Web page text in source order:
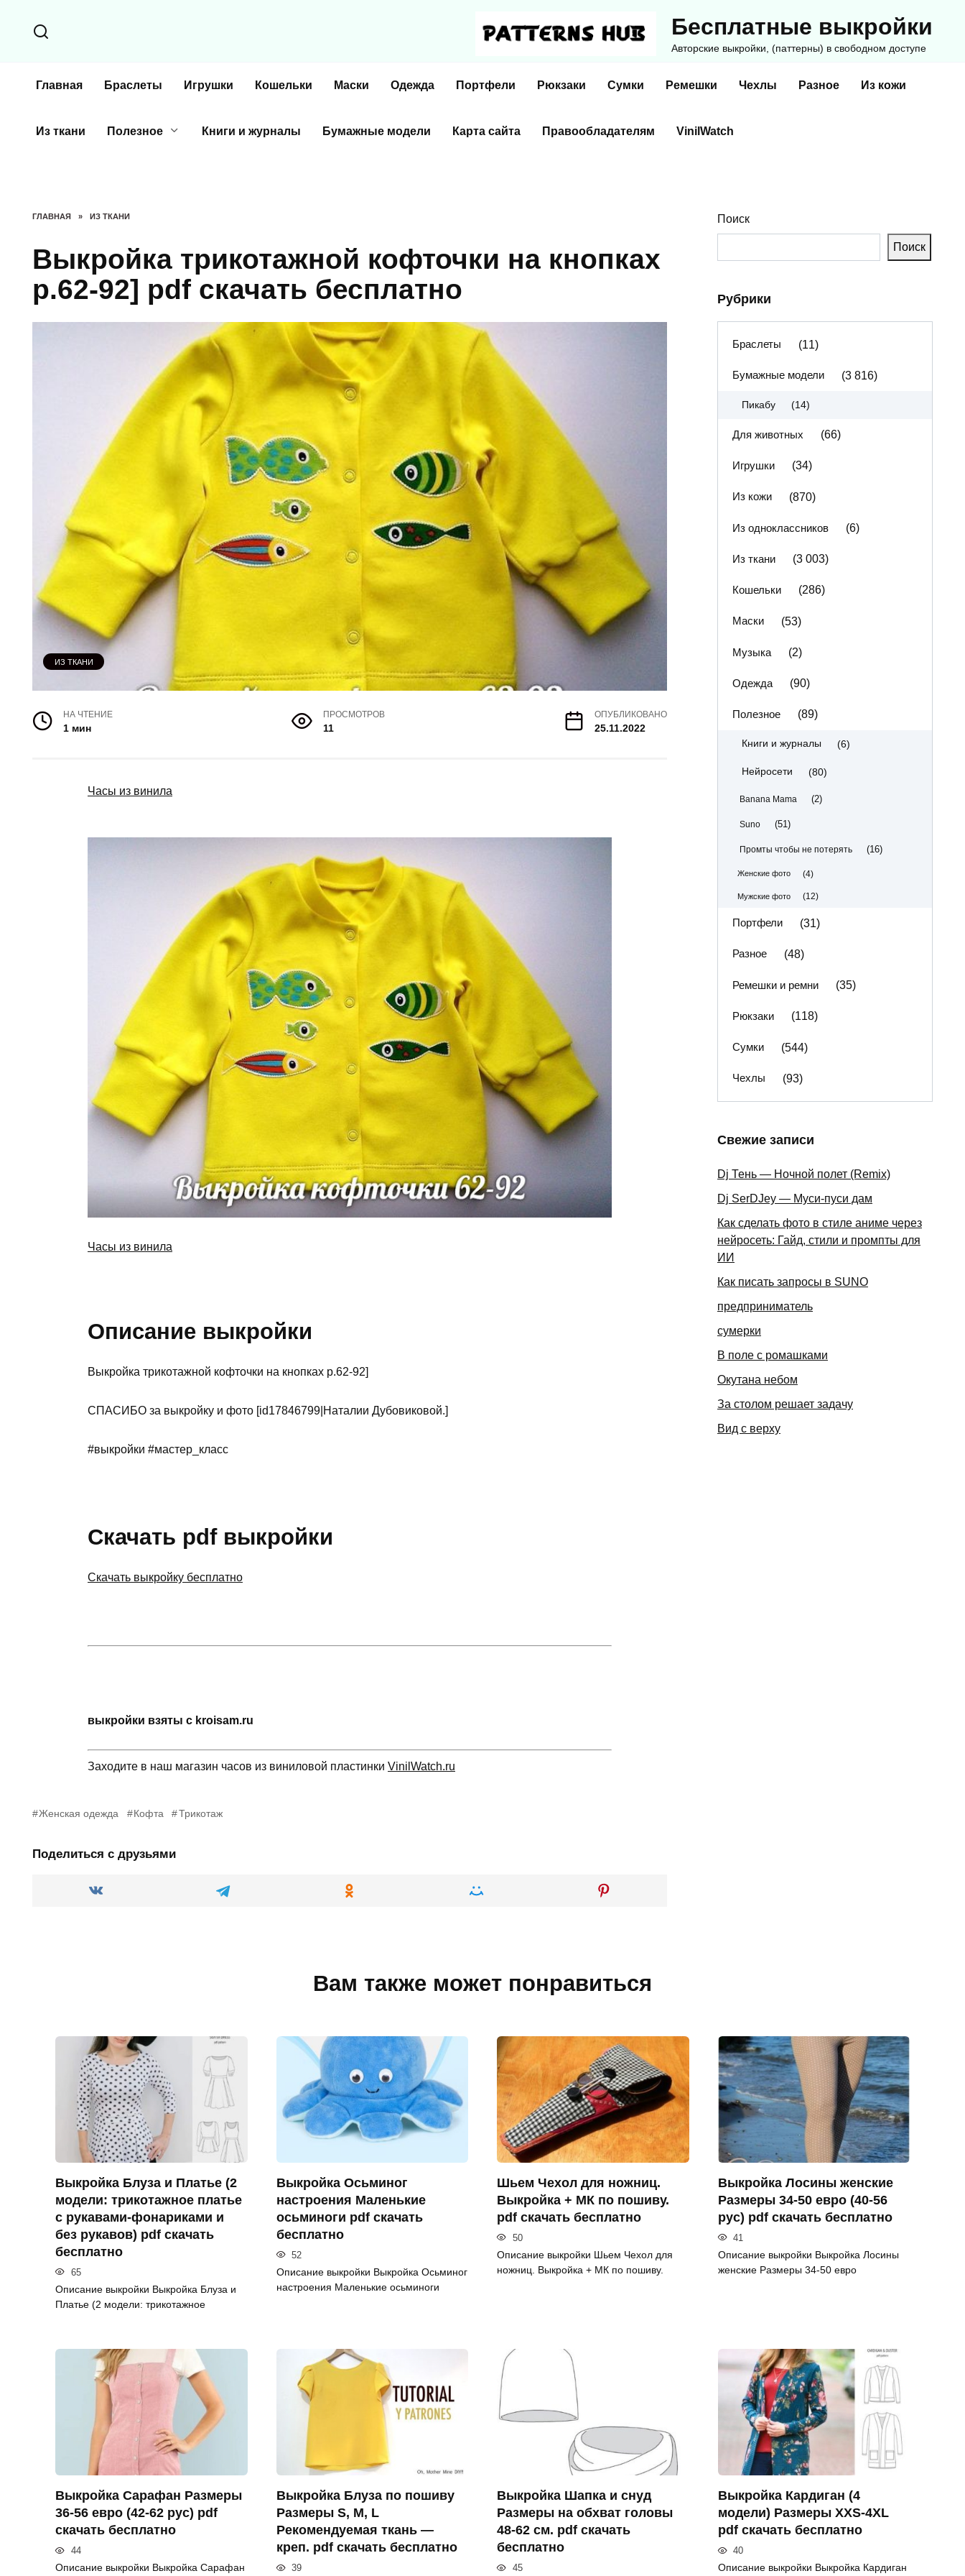
содержанию
Бесплатные выкройки
Авторские выкройки, (паттерны) в свободном доступе
Главная Браслеты Игрушки Кошельки Маски Одежда Портфели Рюкзаки Сумки Ремешки Чехлы Разное Из кожи
Из ткани Полезное Книги и журналы Бумажные модели Карта сайта Правообладателям VinilWatch
ГЛАВНАЯ » ИЗ ТКАНИ
Выкройка трикотажной кофточки на кнопках
р.62-92] pdf скачать бесплатно
ИЗ ТКАНИ
НА ЧТЕНИЕ
1 мин
ПРОСМОТРОВ
11
ОПУБЛИКОВАНО
25.11.2022
Часы из винила
Часы из винила
Описание выкройки
Выкройка трикотажной кофточки на кнопках р.62-92]
СПАСИБО за выкройку и фото [id17846799|Наталии Дубовиковой.]
#выкройки #мастер_класс
Скачать pdf выкройки
Скачать выкройку бесплатно
выкройки взяты с kroisam.ru
Заходите в наш магазин часов из виниловой пластинки VinilWatch.ru
Женская одежда Кофта Трикотаж
Поделиться с друзьями
Поиск
Поиск
Рубрики
Браслеты (11)
Бумажные модели (3 816)
Пикабу (14)
Для животных (66)
Игрушки (34)
Из кожи (870)
Из одноклассников (6)
Из ткани (3 003)
Кошельки (286)
Маски (53)
Музыка (2)
Одежда (90)
Полезное (89)
Книги и журналы (6)
Нейросети (80)
Banana Mama (2)
Suno (51)
Промты чтобы не потерять (16)
Женские фото (4)
Мужские фото (12)
Портфели (31)
Разное (48)
Ремешки и ремни (35)
Рюкзаки (118)
Сумки (544)
Чехлы (93)
Свежие записи
Dj Тень — Ночной полет (Remix)
Dj SerDJey — Муси-пуси дам
Как сделать фото в стиле аниме через
нейросеть: Гайд, стили и промпты для
ИИ
Как писать запросы в SUNO
предприниматель
сумерки
В поле с ромашками
Окутана небом
За столом решает задачу
Вид с верху
Вам также может понравиться
Выкройка Блуза и Платье (2
модели: трикотажное платье
с рукавами-фонариками и
без рукавов) pdf скачать
бесплатно
65
Описание выкройки Выкройка Блуза и
Платье (2 модели: трикотажное
Выкройка Осьминог
настроения Маленькие
осьминоги pdf скачать
бесплатно
52
Описание выкройки Выкройка Осьминог
настроения Маленькие осьминоги
Шьем Чехол для ножниц.
Выкройка + МК по пошиву.
pdf скачать бесплатно
50
Описание выкройки Шьем Чехол для
ножниц. Выкройка + МК по пошиву.
Выкройка Лосины женские
Размеры 34-50 евро (40-56
рус) pdf скачать бесплатно
41
Описание выкройки Выкройка Лосины
женские Размеры 34-50 евро
Выкройка Сарафан Размеры
36-56 евро (42-62 рус) pdf
скачать бесплатно
44
Описание выкройки Выкройка Сарафан
Выкройка Блуза по пошиву
Размеры S, M, L
Рекомендуемая ткань —
креп. pdf скачать бесплатно
39
Выкройка Шапка и снуд
Размеры на обхват головы
48-62 см. pdf скачать
бесплатно
45
Выкройка Кардиган (4
модели) Размеры XXS-4XL
pdf скачать бесплатно
40
Описание выкройки Выкройка Кардиган